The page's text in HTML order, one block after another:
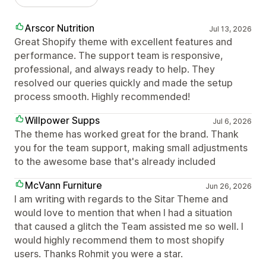
Arscor Nutrition Jul 13, 2026
Great Shopify theme with excellent features and
performance. The support team is responsive,
professional, and always ready to help. They
resolved our queries quickly and made the setup
process smooth. Highly recommended!
Willpower Supps
Jul 6, 2026
The theme has worked great for the brand. Thank
you for the team support, making small adjustments
to the awesome base that's already included
McVann Furniture
Jun 26, 2026
I am writing with regards to the Sitar Theme and
would love to mention that when I had a situation
that caused a glitch the Team assisted me so well. I
would highly recommend them to most shopify
users. Thanks Rohmit you were a star.